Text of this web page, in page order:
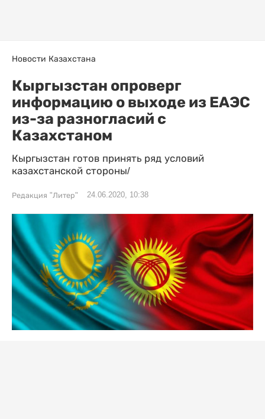
Новости Казахстана
Кыргызстан опроверг
информацию о выходе из ЕАЭС
из-за разногласий с
Казахстаном
Кыргызстан готов принять ряд условий
казахстанской стороны/
Редакция "Литер" 24.06.2020, 10:38